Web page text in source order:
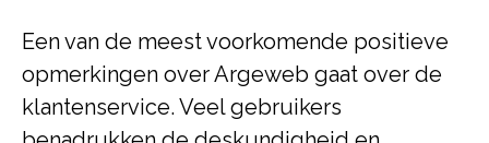
Een van de meest voorkomende positieve
opmerkingen over Argeweb gaat over de
klantenservice. Veel gebruikers